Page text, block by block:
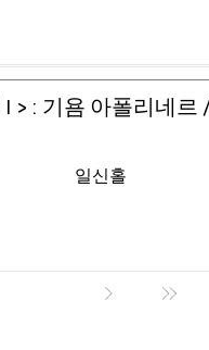
> : 기욤 아폴리네
일신홀